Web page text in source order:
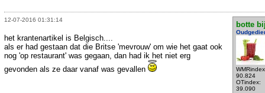
12-07-2016 01:31:14
botte
90.824
OTindex:
39.090
het krantenartikel is Belgisch....
als er had gestaan dat die Britse 'mevrouw' om wie het gaat ook
nog 'op restaurant' was gegaan, dan had ik het niet erg
gevonden als ze daar vanaf was gevallen